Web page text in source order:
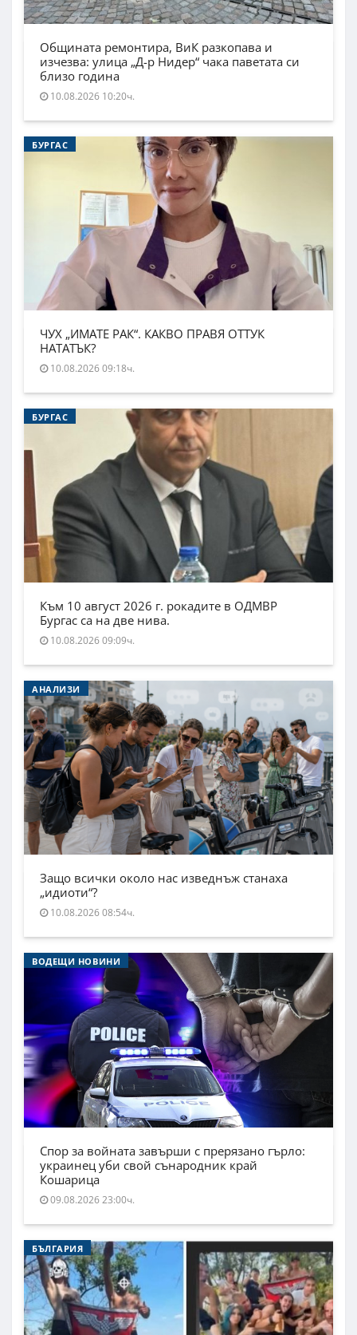
Общината ремонтира, ВиК разкопава и
изчезва: улица „Д-р Нидер“ чака паветата си
близо година
10.08.2026 10:20ч.
БУРГАС
ЧУХ „ИМАТЕ РАК“. КАКВО ПРАВЯ ОТТУК
НАТАТЪК?
10.08.2026 09:18ч.
БУРГАС
Към 10 август 2026 г. рокадите в ОДМВР
Бургас са на две нива.
10.08.2026 09:09ч.
АНАЛИЗИ
Защо всички около нас изведнъж станаха
„идиоти“?
10.08.2026 08:54ч.
ВОДЕЩИ НОВИНИ
Спор за войната завърши с прерязано гърло:
украинец уби свой сънародник край
Кошарица
09.08.2026 23:00ч.
БЪЛГАРИЯ